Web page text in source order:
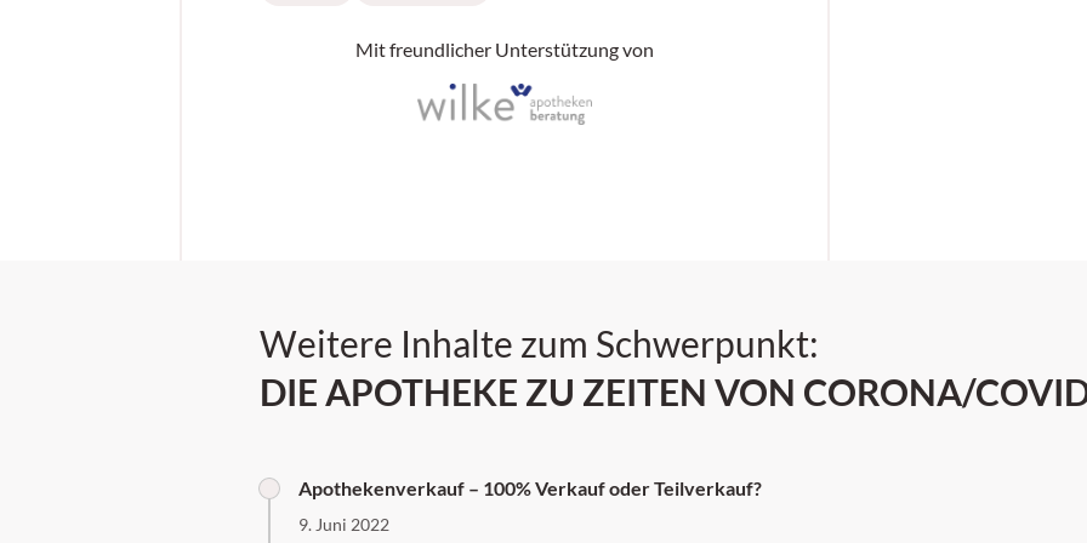
Mit freundlicher Unterstützung von
Weitere Inhalte zum Schwerpunkt:
DIE APOTHEKE ZU ZEITEN VON CORONA/
Apothekenverkauf – 100% Verkauf oder Teilverkauf?
9. Juni 2022